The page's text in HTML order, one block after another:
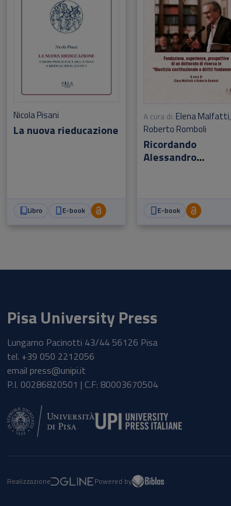
La nuova rieducazione
Nicola Pisani
Libro E-book
Ricordando
Alessandro
A cura di: Elena Malfatti,
Roberto Romboli
E-book
Pisa University Press
Lungarno Pacinotti 43/44 56126 Pisa
tel. +39 050 2212056
email press@unipi.it
P.I. 00286820501 | C.F: 80003670504
Realizzazione Powered by